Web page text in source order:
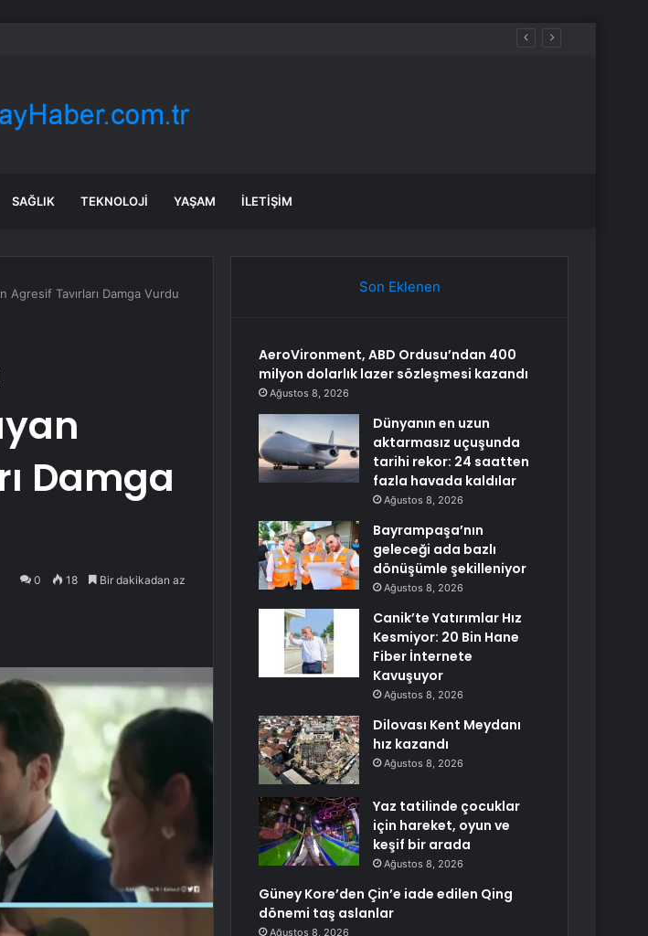
SAĞLIK TEKNOLOJI YAŞAM İLETIŞIM
Agresif Tavırları Damga Vurdu
Damga
0 18 Bir dakikadan az
Son Eklenen
AeroVironment, ABD Ordusu’ndan 400
milyon dolarlık lazer sözleşmesi kazandı
Ağustos 8, 2026
Dünyanın en uzun
aktarmasız uçuşunda
tarihi rekor: 24 saatten
fazla havada kaldılar
Ağustos 8, 2026
Bayrampaşa’nın
geleceği ada bazlı
dönüşümle şekilleniyor
Ağustos 8, 2026
Canik’te Yatırımlar Hız
Kesmiyor: 20 Bin Hane
Fiber İnternete
Kavuşuyor
Ağustos 8, 2026
Dilovası Kent Meydanı
hız kazandı
Ağustos 8, 2026
Yaz tatilinde çocuklar
için hareket, oyun ve
keşif bir arada
Ağustos 8, 2026
Güney Kore’den Çin’e iade edilen Qing
dönemi taş aslanlar
Ağustos 8, 2026